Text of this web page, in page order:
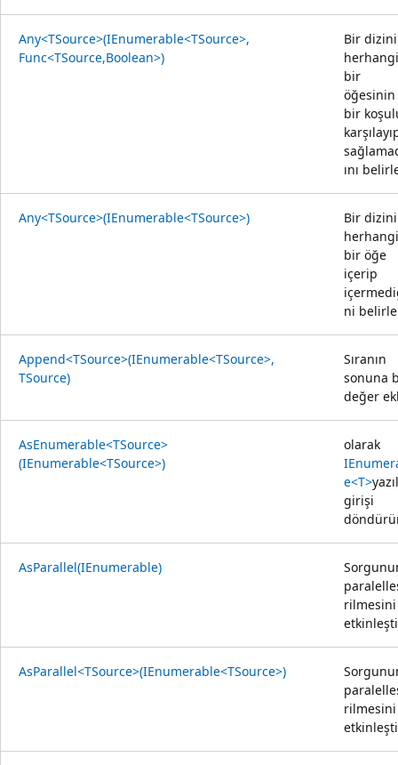
Any<TSource>(IEnumerable<TSource>,
Func<TSource,Boolean>)
Bir
herhangi
bir
öğesinin
bir
ını
Any<TSource>(IEnumerable<TSource>)
Bir
herhangi
bir öğe
içerip
ni
Append<TSource>(IEnumerable<TSource>,
TSource)
Sıranın
sonuna
değer
AsEnumerable<TSource>
(IEnumerable<TSource>)
olarak
e<T>
girişi
AsParallel(IEnumerable)
rilmesini
AsParallel<TSource>(IEnumerable<TSource>)
rilmesini